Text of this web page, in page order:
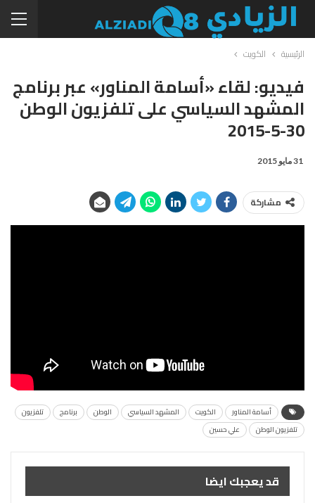
الرئيسية الكويت
فيديو: لقاء «أسامة المناور» عبر برنامج
المشهد السياسي على تلفزيون الوطن
30-5-2015
31 مايو 2015
مشاركة
أسامة المناور الكويت المشهد السياسي الوطن برنامج
تلفزيون
تلفزيون الوطن
علي حسين
قد يعجبك ايضا